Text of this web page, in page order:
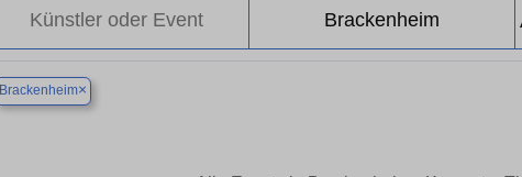
Brackenheim×